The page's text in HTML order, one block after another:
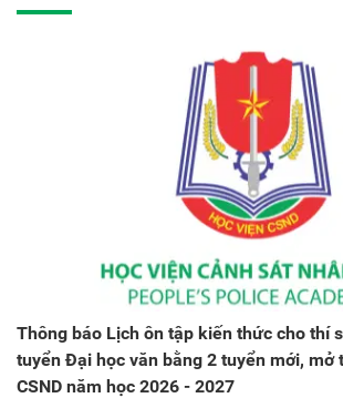
Thông báo Lịch ôn tập kiến thức cho thí
tuyển Đại học văn bằng 2 tuyển mới, mở
CSND năm học 2026 - 2027